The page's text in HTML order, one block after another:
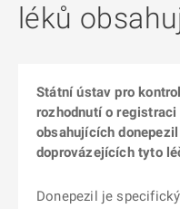
léků
Státní ústav pro
rozhodnutí o
obsahujících
doprovázejících tyto
Donepezil je